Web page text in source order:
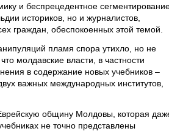
и беспрецедентное
историков, но и журналистов,
граждан, обеспокоенных этой темой.
пламя спора утихло, но не
молдавские власти, в частности
в содержание новых учебников –
важных международных институтов,
общину Молдовы, которая
не точно представлены